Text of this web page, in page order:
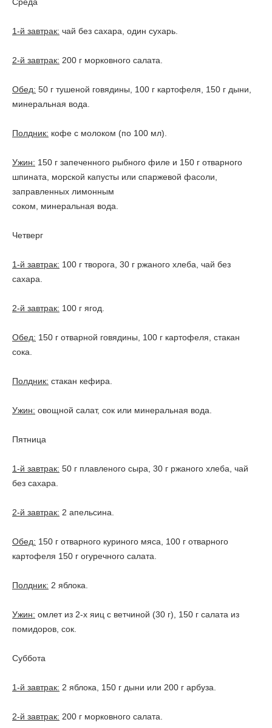
1-й завтрак: чай без сахара, один сухарь.
2-й завтрак: 200 г морковного салата.
Обед: 50 г тушеной говядины, 100 г картофеля, 150 г дыни,
минеральная вода.
Полдник: кофе с молоком (по 100 мл).
Ужин: 150 г запеченного рыбного филе и 150 г отварного
шпината, морской капусты или спаржевой фасоли,
заправленных лимонным
соком, минеральная вода.
Четверг
1-й завтрак: 100 г творога, 30 г ржаного хлеба, чай без
сахара.
2-й завтрак: 100 г ягод.
Обед: 150 г отварной говядины, 100 г картофеля, стакан
сока.
Полдник: стакан кефира.
Ужин: овощной салат, сок или минеральная вода.
Пятница
1-й завтрак: 50 г плавленого сыра, 30 г ржаного хлеба, чай
без сахара.
2-й завтрак: 2 апельсина.
Обед: 150 г отварного куриного мяса, 100 г отварного
картофеля 150 г огуречного салата.
Полдник: 2 яблока.
Ужин: омлет из 2-х яиц с ветчиной (30 г), 150 г салата из
помидоров, сок.
Суббота
1-й завтрак: 2 яблока, 150 г дыни или 200 г арбуза.
2-й завтрак: 200 г морковного салата.